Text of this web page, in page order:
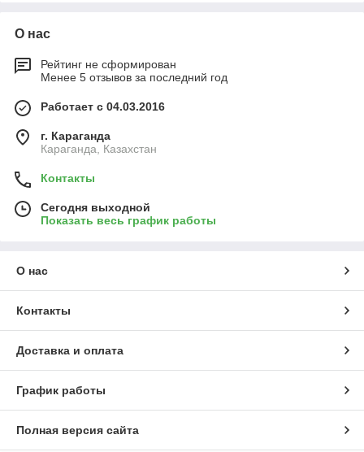
О нас
Рейтинг не сформирован
Менее 5 отзывов за последний год
Работает с 04.03.2016
г. Караганда
Караганда, Казахстан
Контакты
Сегодня выходной
Показать весь график работы
О нас
Контакты
Доставка и оплата
График работы
Полная версия сайта